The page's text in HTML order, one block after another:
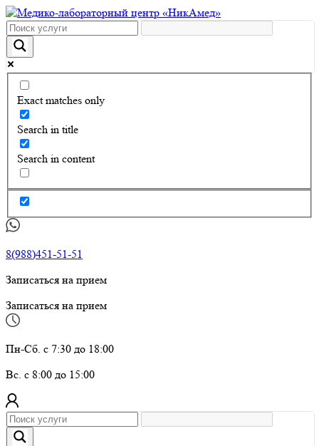
Exact matches only
Search in title
Search in content
8(988)451-51-51
Записаться на прием
Записаться на прием
Пн-Сб. с 7:30 до 18:00
Вс. с 8:00 до 15:00